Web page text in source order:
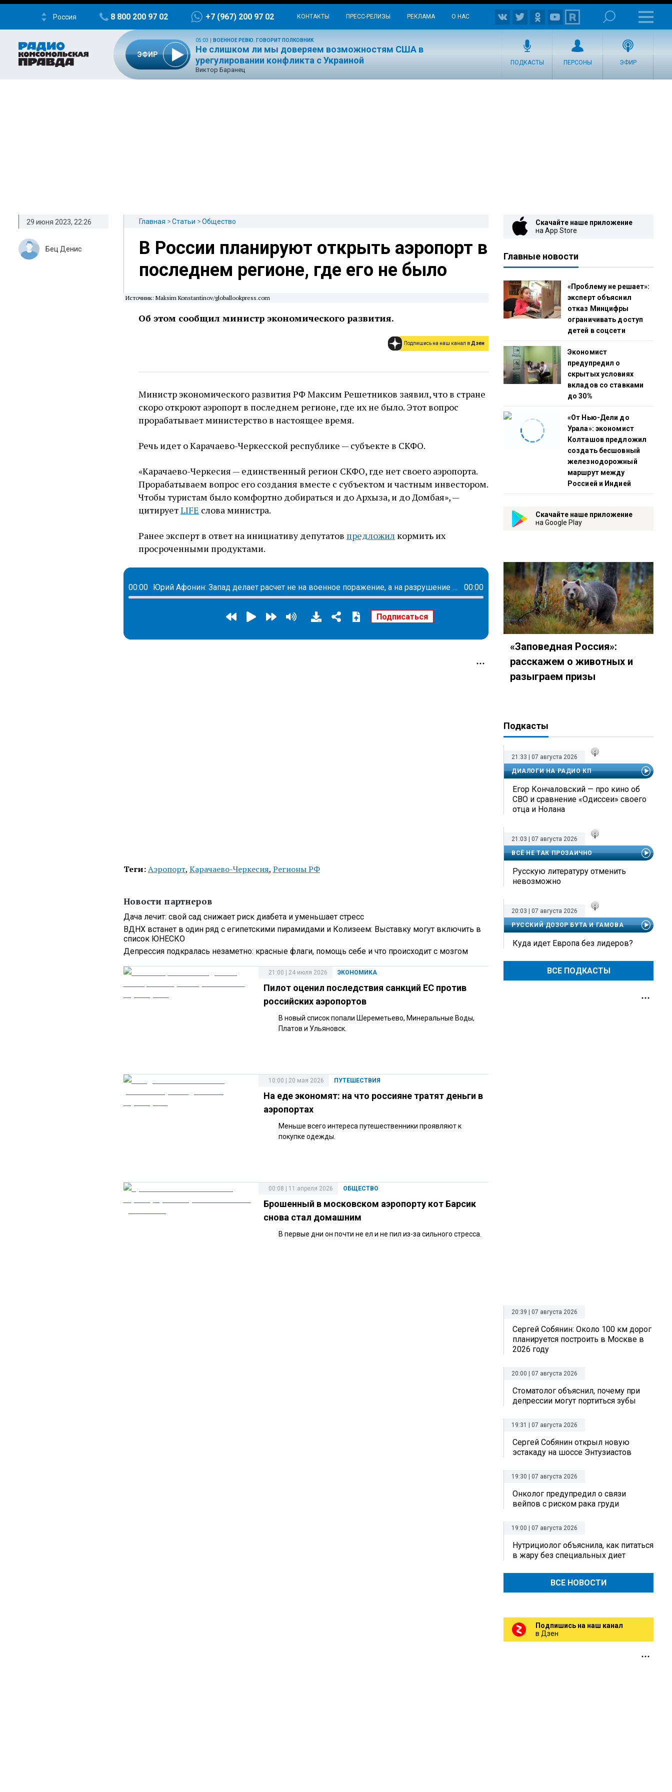
Россия 8 800 200 97 02 +7 (967) 200 97 02 КОНТАКТЫ ПРЕСС-РЕЛИЗЫ РЕКЛАМА О НАС
ЭФИР
05:03 ВОЕННОЕ РЕВЮ. ГОВОРИТ ПОЛКОВНИК
Не слишком ли мы доверяем возможностям США в
урегулировании конфликта с Украиной
Виктор Баранец
ПОДКАСТЫ ПЕРСОНЫ ЭФИР
Главная Статьи Общество
В России планируют открыть аэропорт в
последнем регионе, где его не было
Источник: Maksim Konstantinov/globallookpress.com
Об этом сообщил министр экономического развития.
Подпишись на наш канал вДзен
Министр экономического развития РФ Максим Решетников заявил, что в стране
скоро откроют аэропорт в последнем регионе, где их не было. Этот вопрос
прорабатывает министерство в настоящее время.
Речь идет о Карачаево-Черкесской республике — субъекте в СКФО.
«Карачаево-Черкесия — единственный регион СКФО, где нет своего аэропорта.
Прорабатываем вопрос его создания вместе с субъектом и частным инвестором.
Чтобы туристам было комфортно добираться и до Архыза, и до Домбая», —
цитируетLIFE слова министра.
Ранее эксперт в ответ на инициативу депутатов предложил кормить их
просроченными продуктами.
00:00 Юрий Афонин: Запад делает расчет не на военное поражение, а на разрушение России изнутри 00:00
29 июня 2023, 22:26
Бец Денис
Теги:Аэропорт, Карачаево-Черкесия, Регионы РФ
Новости партнеров
Дача лечит: свой сад снижает риск диабета и уменьшает стресс
ВДНХ встанет в один ряд с египетскими пирамидами и Колизеем: Выставку могут включить в
список ЮНЕСКО
Депрессия подкралась незаметно: красные флаги, помощь себе и что происходит с мозгом
ЭКОНОМИКА
21:00 | 24 июля 2026
Пилот оценил последствия санкций ЕС против
российских аэропортов
В новый список попали Шереметьево, Минеральные Воды,
Платов и Ульяновск.
ПУТЕШЕСТВИЯ
10:00 | 20 мая 2026
На еде экономят: на что россияне тратят деньги в
аэропортах
Меньше всего интереса путешественники проявляют к
покупке одежды.
ОБЩЕСТВО
00:08 | 11 апреля 2026
Брошенный в московском аэропорту кот Барсик
снова стал домашним
В первые дни он почти не ел и не пил из-за сильного стресса.
Скачайте наше приложение
на App Store
Главные новости
«Проблему не решает»:
эксперт объяснил
отказ Минцифры
ограничивать доступ
детей в соцсети
Экономист
предупредил о
скрытых условиях
вкладов со ставками
до 30%
«От Нью-Дели до
Урала»: экономист
Колташов предложил
создать бесшовный
железнодорожный
маршрут между
Россией и Индией
Скачайте наше приложение
на Google Play
«Заповедная Россия»:
расскажем о животных и
разыграем призы
Подкасты
21:33 | 07 августа 2026
ДИАЛОГИ НА РАДИО КП
Егор Кончаловский — про кино об
СВО и сравнение «Одиссеи» своего
отца и Нолана
21:03 | 07 августа 2026
ВСЁ НЕ ТАК ПРОЗАИЧНО
Русскую литературу отменить
невозможно
20:03 | 07 августа 2026
РУССКИЙ ДОЗОР БУТА И ГАМОВА
Куда идет Европа без лидеров?
ВСЕ ПОДКАСТЫ
20:39 | 07 августа 2026
Сергей Собянин: Около 100 км дорог
планируется построить в Москве в
2026 году
20:00 | 07 августа 2026
Стоматолог объяснил, почему при
депрессии могут портиться зубы
19:31 | 07 августа 2026
Сергей Собянин открыл новую
эстакаду на шоссе Энтузиастов
19:30 | 07 августа 2026
Онколог предупредил о связи
вейпов с риском рака груди
19:00 | 07 августа 2026
Нутрициолог объяснила, как питаться
в жару без специальных диет
ВСЕ НОВОСТИ
Подпишись на наш канал
в Дзен